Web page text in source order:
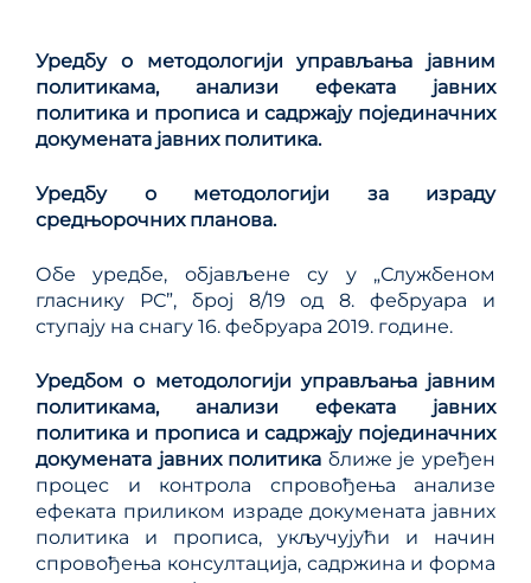
Уредбу о методологији управљања јавним
политикама, анализи ефеката јавних
политика и прописа и садржају појединачних
докумената јавних политика.
Уредбу о методологији за израду
средњорочних планова.
Обе уредбе, објављене су у „Службеном
гласнику РС”, број 8/19 од 8. фебруара и
ступају на снагу 16. фебруара 2019. године.
Уредбом о методологији управљања јавним
политикама, анализи ефеката јавних
политика и прописа и садржају појединачних
докумената јавних политика ближе је уређен
процес и контрола спровођења анализе
ефеката приликом израде докумената јавних
политика и прописа, укључујући и начин
спровођења консултација, садржина и форма